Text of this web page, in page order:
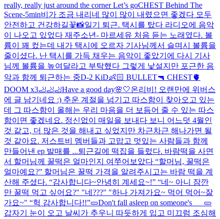
really, really just around the corner Let’s goCHEST Behind The
Scene-5min비가 조금 내리네 많이 많이 내렸으면 좋겠다 모두
안전하고 건강하길꽃📸일기 퇴근. 택시를 탔다 라디오에 음악
이 나오고 있었다 재주소년- 마르세유 처음 듣는 노래였다. 볼
륨이 꽤 컸는데 내가 택시에 오르자 기사님께서 슬며시 볼륨을
줄이셨다. 난 택시를 가득 채우는 음악이 좋았기에 다시 기사
님께 볼륨을 높여달라고 부탁했다 그렇게 낯설지만 포근한 음
악과 함께 퇴근하는 중D-2 KiD👶🏻 BULLET🔫 CHEST🫀
DOOM x3🦶🦶🦶Have a good day🌸🤍온리비! 오랜만에 위버스
에 글 남기네요 :) 추운 계절을 넘기고 따스함이 찾아오고 있는
데 그 따스함이 올해는 우리 마음을 더 보듬어 줄 수 있는 따스
함이면 좋겠네요. 정신없이 매일을 보내다 보니 어느덧 4월인
것 같고, 더 많은 것을 해내고 싶었지만 차근차근 해나가면 될
것 같아요. 저스트비 멤버들과 고맙고 멋있는 사람들과 함께
만들어낸 ep 발매를 ...퇴근길에 떡집을 들렀다. 바람떡을 사면
서 할머님께 꿀떡은 얼마인지 여쭈어보았다 “할머님, 꿀떡은
얼마예요?” 할머님은 꿀떡 가격을 알려주시고는 바람 떡을 계
산해 주셨다. “감사합니다~안녕히 계세요~!” “네~ 아니 잠깐
만 꿀떡 먹고 싶어요?" "네???" "하나 가져가요~ 먹어 먹어~잘
가요~" “헉 감사합니다!!”🥒Don't fall asleep on someone's___🥒
갑자기 눈이 오고 날씨가 추우니 따듯하게 입고 미끄럼 조심해